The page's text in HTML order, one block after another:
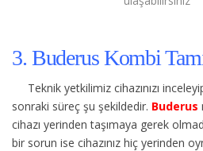
3. Buderus Kombi
Teknik yetkilimiz cihazınızı
sonraki süreç şu şekildedir. Buderus
cihazı yerinden taşımaya gerek
bir sorun ise cihazınız hiç yerinden